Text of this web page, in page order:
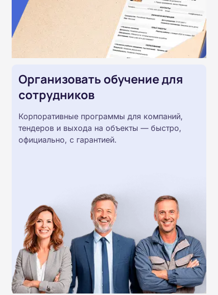
Организовать обучение для
сотрудников
Корпоративные программы для компаний,
тендеров и выхода на объекты — быстро,
официально, с гарантией.